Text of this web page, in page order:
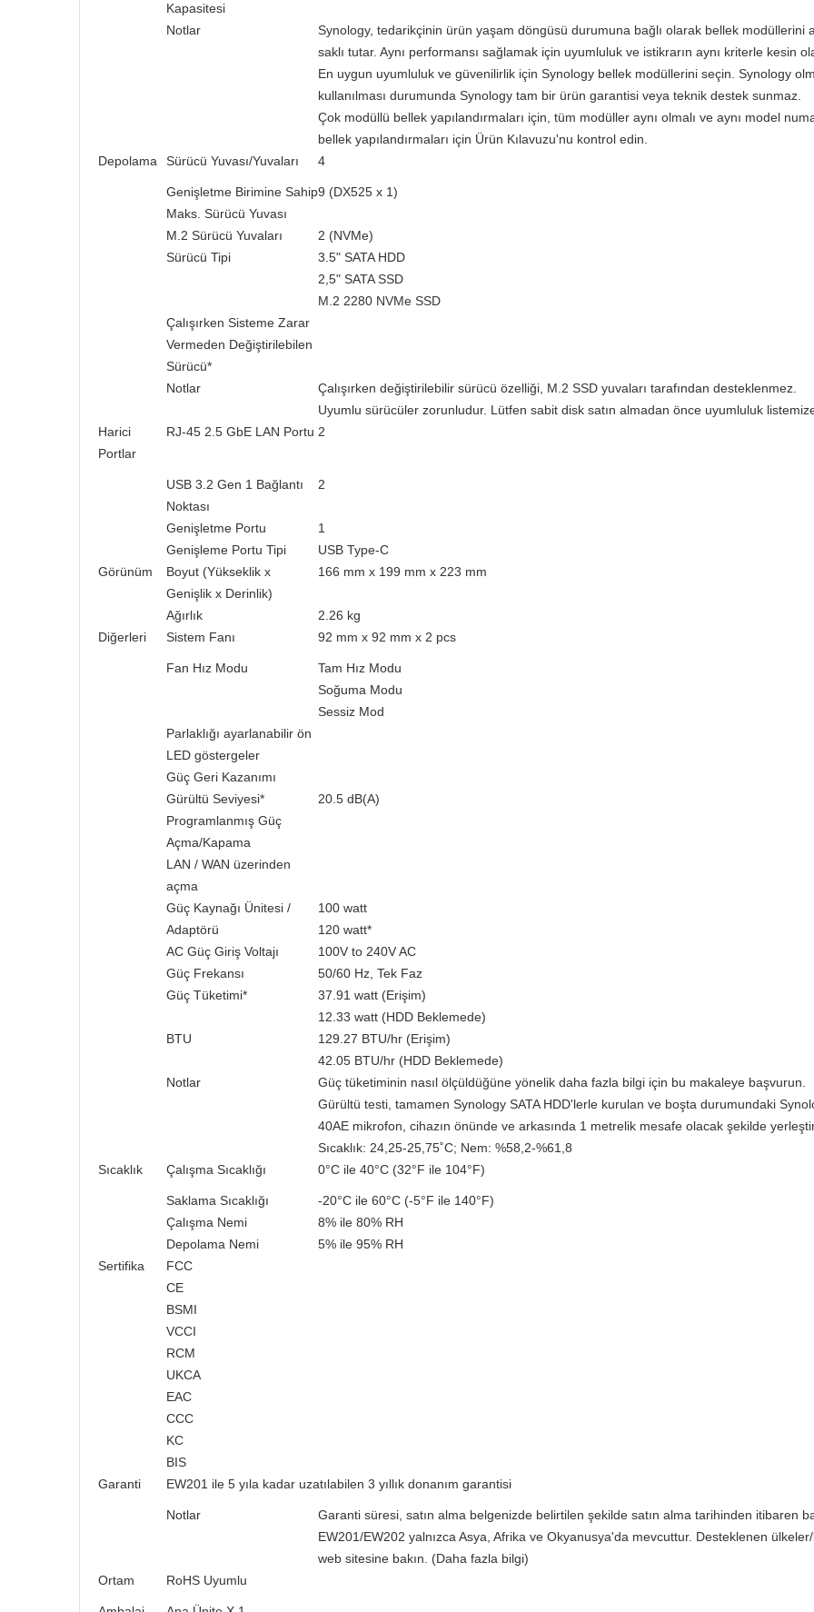
Kapasitesi
Notlar
Synology, tedarikçinin ürün yaşam döngüsü durumuna bağlı olarak bellek modüllerini
saklı tutar. Aynı performansı sağlamak için uyumluluk ve istikrarın aynı kriterle kesin
En uygun uyumluluk ve güvenilirlik için Synology bellek modüllerini seçin. Synology
kullanılması durumunda Synology tam bir ürün garantisi veya teknik destek sunmaz.
Çok modüllü bellek yapılandırmaları için, tüm modüller aynı olmalı ve aynı model
bellek yapılandırmaları için Ürün Kılavuzu'nu kontrol edin.
Depolama
Sürücü Yuvası/Yuvaları 4
Genişletme Birimine Sahip
Maks. Sürücü Yuvası
9 (DX525 x 1)
M.2 Sürücü Yuvaları
2 (NVMe)
Sürücü Tipi
3.5" SATA HDD
2,5" SATA SSD
M.2 2280 NVMe SSD
Çalışırken Sisteme Zarar
Vermeden Değiştirilebilen
Sürücü*
Notlar
Çalışırken değiştirilebilir sürücü özelliği, M.2 SSD yuvaları tarafından desteklenmez.
Uyumlu sürücüler zorunludur. Lütfen sabit disk satın almadan önce uyumluluk listemize
Harici
Portlar
RJ-45 2.5 GbE LAN Portu 2
USB 3.2 Gen 1 Bağlantı
Noktası
2
Genişletme Portu
1
Genişleme Portu Tipi
USB Type-C
Görünüm
Boyut (Yükseklik x
Genişlik x Derinlik)
166 mm x 199 mm x 223 mm
Ağırlık
2.26 kg
Diğerleri
Sistem Fanı 92 mm x 92 mm x 2 pcs
Fan Hız Modu
Tam Hız Modu
Soğuma Modu
Sessiz Mod
Parlaklığı ayarlanabilir ön
LED göstergeler
Güç Geri Kazanımı
Gürültü Seviyesi*
20.5 dB(A)
Programlanmış Güç
Açma/Kapama
LAN / WAN üzerinden
açma
Güç Kaynağı Ünitesi /
Adaptörü
100 watt
120 watt*
AC Güç Giriş Voltajı
100V to 240V AC
Güç Frekansı
50/60 Hz, Tek Faz
Güç Tüketimi*
37.91 watt (Erişim)
12.33 watt (HDD Beklemede)
BTU
129.27 BTU/hr (Erişim)
42.05 BTU/hr (HDD Beklemede)
Notlar
Güç tüketiminin nasıl ölçüldüğüne yönelik daha fazla bilgi için bu makaleye başvurun.
Gürültü testi, tamamen Synology SATA HDD'lerle kurulan ve boşta durumundaki
40AE mikrofon, cihazın önünde ve arkasında 1 metrelik mesafe olacak şekilde
Sıcaklık: 24,25-25,75˚C; Nem: %58,2-%61,8
Sıcaklık
Çalışma Sıcaklığı 0°C ile 40°C (32°F ile 104°F)
Saklama Sıcaklığı
-20°C ile 60°C (-5°F ile 140°F)
Çalışma Nemi
8% ile 80% RH
Depolama Nemi
5% ile 95% RH
Sertifika
FCC
CE
BSMI
VCCI
RCM
UKCA
EAC
CCC
KC
BIS
Garanti
EW201 ile 5 yıla kadar uzatılabilen 3 yıllık donanım garantisi
Notlar
Garanti süresi, satın alma belgenizde belirtilen şekilde satın alma tarihinden itibaren
EW201/EW202 yalnızca Asya, Afrika ve Okyanusya'da mevcuttur. Desteklenen ülkeler/
web sitesine bakın. (Daha fazla bilgi)
Ortam
RoHS Uyumlu